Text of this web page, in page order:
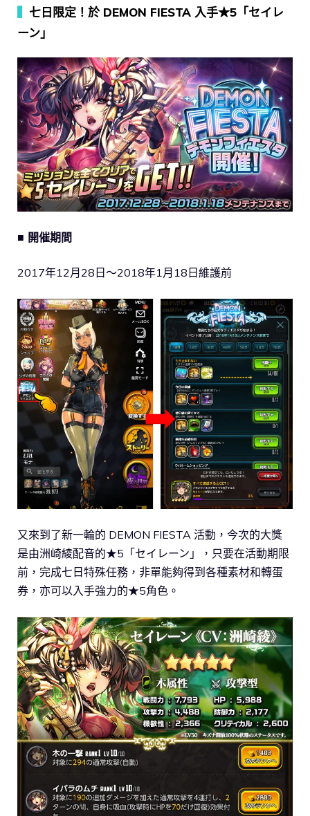
七日限定！於 DEMON FIESTA 入手★5「セイレ
ーン」
■ 開催期間
2017年12月28日～2018年1月18日維護前
又來到了新一輪的 DEMON FIESTA 活動，今次的大獎
是由洲崎綾配音的★5「セイレーン」，只要在活動期限
前，完成七日特殊任務，非單能夠得到各種素材和轉蛋
券，亦可以入手強力的★5角色。